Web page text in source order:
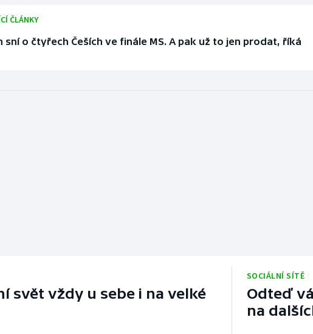
ČLÁNKY
sní o čtyřech Češích ve finále MS. A pak už to jen prodat, říká
svět vždy u sebe i na velké
SOCIÁLNÍ SÍTĚ
Odteď
na